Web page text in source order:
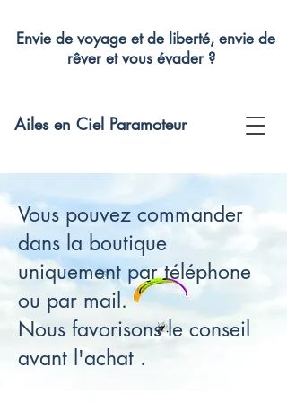
Ailes en Ciel Paramoteur
Envie de voyage et de liberté, envie de
rêver et vous évader ?
Vous pouvez commander
dans la boutique
uniquement par téléphone
ou par mail.
Nous favorisons le conseil
avant l'achat .